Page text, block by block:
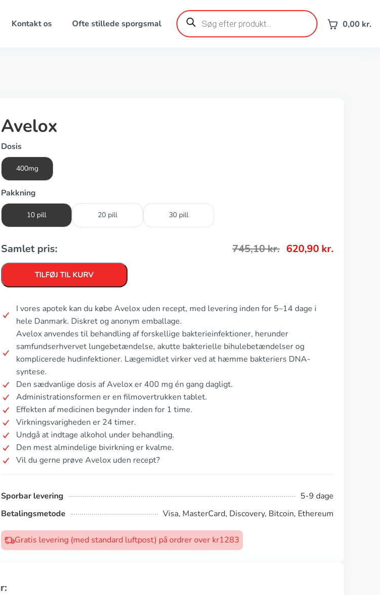
Kontakt os Ofte stillede sporgsmal
Products
search 0,00 kr.
Avelox
Dosis
400mg
Pakkning
10 pill 20 pill 30 pill
Samlet pris: 745,10kr. 620,90 kr.
TILFØJ TIL KURV
I vores apotek kan du købe Avelox uden recept, med levering inden for 5–14 dage i
hele Danmark. Diskret og anonym emballage.
Avelox anvendes til behandling af forskellige bakterieinfektioner, herunder
samfundserhvervet lungebetændelse, akutte bakterielle bihulebetændelser og
komplicerede hudinfektioner. Lægemidlet virker ved at hæmme bakteriers DNA-
syntese.
Den sædvanlige dosis af Avelox er 400 mg én gang dagligt.
Administrationsformen er en filmovertrukken tablet.
Effekten af medicinen begynder inden for 1 time.
Virkningsvarigheden er 24 timer.
Undgå at indtage alkohol under behandling.
Den mest almindelige bivirkning er kvalme.
Vil du gerne prøve Avelox uden recept?
Sporbar levering
5-9 dage
Betalingsmetode
Visa, MasterCard, Discovery, Bitcoin, Ethereum
Gratis levering (med standard luftpost) på ordrer over kr1283